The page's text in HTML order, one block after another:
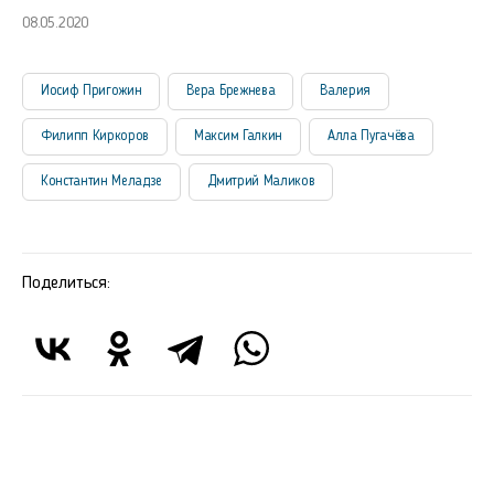
08.05.2020
Иосиф Пригожин Вера Брежнева Валерия
Филипп Киркоров Максим Галкин Алла Пугачёва
Константин Меладзе Дмитрий Маликов
Поделиться: